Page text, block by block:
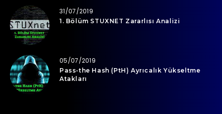
31/07/2019
1. Bölüm STUXNET Zararlısı Analizi
05/07/2019
Pass-the Hash (PtH) Ayrıcalık Yükseltme
Atakları